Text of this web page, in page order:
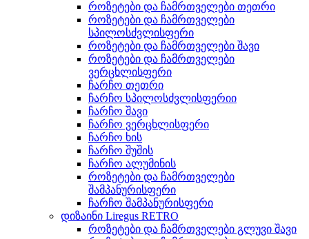
როზეტები და ჩამრთველები თეთრი
როზეტები და ჩამრთველები
სპილოსძვლისფერი
როზეტები და ჩამრთველები შავი
როზეტები და ჩამრთველები
ვერცხლისფერი
ჩარჩო თეთრი
ჩარჩო სპილოსძვლისფერიი
ჩარჩო შავი
ჩარჩო ვერცხლისფერი
ჩარჩო ხის
ჩარჩო შუშის
ჩარჩო ალუმინის
როზეტები და ჩამრთველები
შამპანურისფერი
ჩარჩო შამპანურისფერი
დიზაინი Liregus RETRO
როზეტები და ჩამრთველები გლუვი შავი